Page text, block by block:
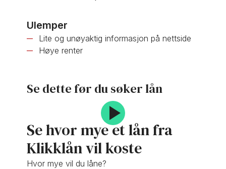
Ulemper
Lite og unøyaktig informasjon på nettside
Høye renter
Se dette før du søker lån
Se hvor mye et lån fra
Klikklån vil koste
Hvor mye vil du låne?